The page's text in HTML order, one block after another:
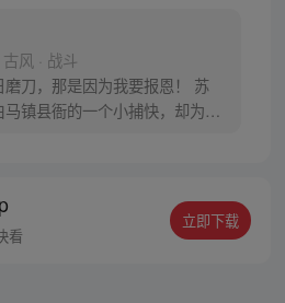
风 · 战斗
磨刀，那是因为我要报恩！ 苏
马镇县衙的一个小捕快，却为了
路。
看
立即下载